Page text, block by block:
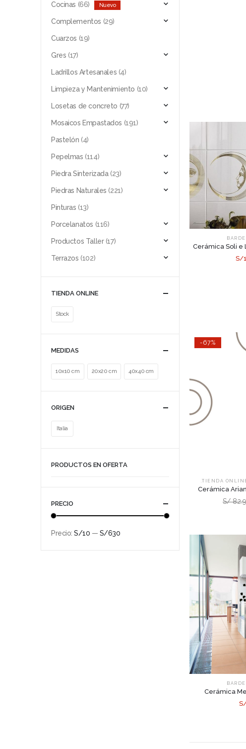
Cerámica Soli e
S/
-67%
.TIENDA
Cerámica
S/
Cerámica
Cocinas (66)
Complementos (29)
Cuarzos (19)
Gres (17)
Ladrillos Artesanales (4)
Limpieza y Mantenimiento (10)
Losetas de concreto (77)
Mosaicos Empastados (191)
Pastelón (4)
Pepelmas (114)
Piedra Sinterizada (23)
Piedras Naturales (221)
Pinturas (13)
Porcelanatos (116)
Productos Taller (17)
Terrazos (102)
TIENDA ONLINE
Stock
MEDIDAS
10x10 cm 20x20 cm 40x40 cm
ORIGEN
Italia
PRODUCTOS EN OFERTA
PRECIO
Precio:S/10 — S/630